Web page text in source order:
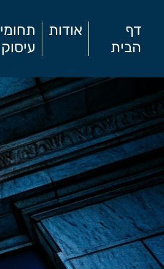
דף
הבית
אודות
תחומי
עיסוק